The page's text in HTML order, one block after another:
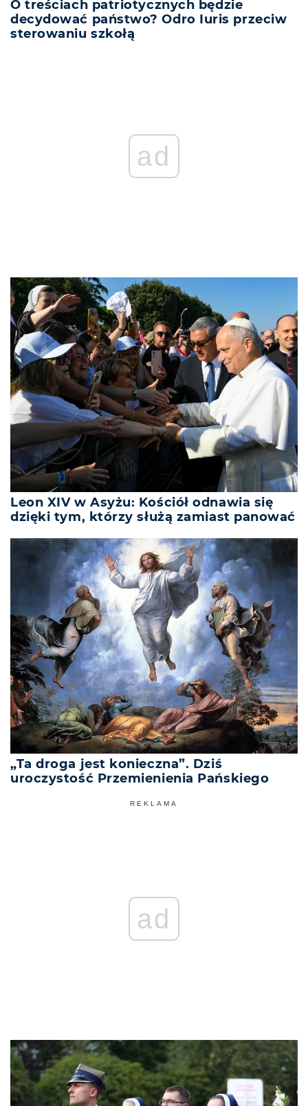
O treściach patriotycznych będzie
decydować państwo? Odro Iuris przeciw
sterowaniu szkołą
ad
Leon XIV w Asyżu: Kościół odnawia się
dzięki tym, którzy służą zamiast panować
„Ta droga jest konieczna”. Dziś
uroczystość Przemienienia Pańskiego
REKLAMA
ad